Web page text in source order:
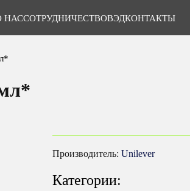
НАССОТРУДНИЧЕСТВОВЭДКОНТАКТЫ
Производитель:Unilever
Категории: